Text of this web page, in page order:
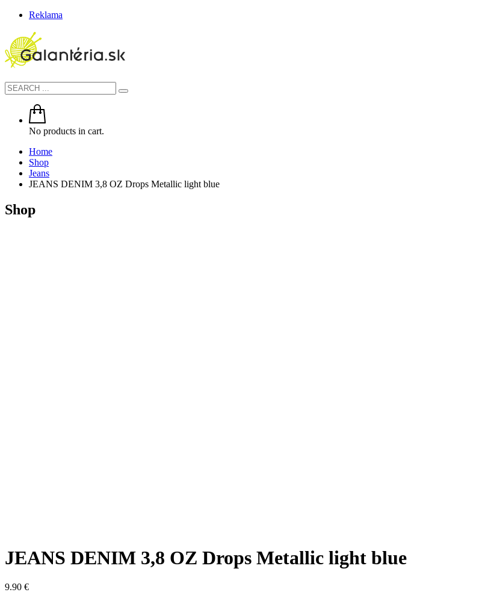
Reklama
No products in cart.
Home
Shop
Jeans
JEANS DENIM 3,8 OZ Drops Metallic light blue
Shop
JEANS DENIM 3,8 OZ Drops Metallic light blue
9.90 €